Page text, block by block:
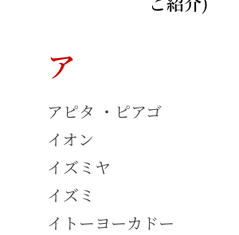
ア
アピタ ・ピアゴ
イオン
イズミヤ
イズミ
イトーヨーカドー